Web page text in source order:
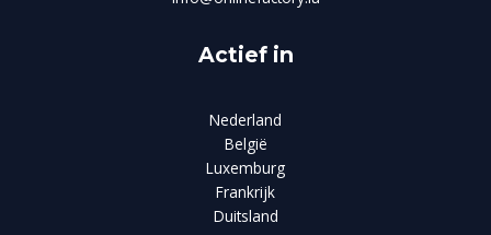
Actief in
Nederland
België
Luxemburg
Frankrijk
Duitsland